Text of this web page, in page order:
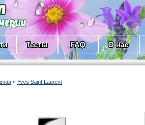
Тесты FAQ О нас
» Yves Saint Laurent